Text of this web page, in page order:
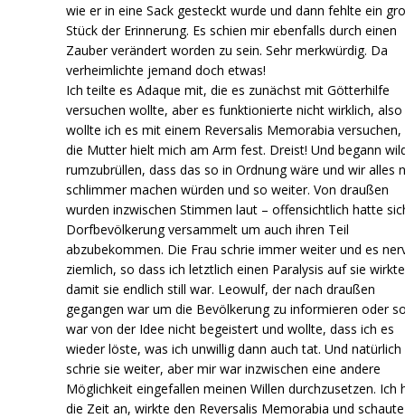
wie er in eine Sack gesteckt wurde und dann fehlte ein
Stück der Erinnerung. Es schien mir ebenfalls durch einen
Zauber verändert worden zu sein. Sehr merkwürdig. Da
verheimlichte jemand doch etwas!
Ich teilte es Adaque mit, die es zunächst mit Götterhilfe
versuchen wollte, aber es funktionierte nicht wirklich, also
wollte ich es mit einem Reversalis Memorabia versuchen,
die Mutter hielt mich am Arm fest. Dreist! Und begann
rumzubrüllen, dass das so in Ordnung wäre und wir alles
schlimmer machen würden und so weiter. Von draußen
wurden inzwischen Stimmen laut – offensichtlich hatte
Dorfbevölkerung versammelt um auch ihren Teil
abzubekommen. Die Frau schrie immer weiter und es
ziemlich, so dass ich letztlich einen Paralysis auf sie wirkte
damit sie endlich still war. Leowulf, der nach draußen
gegangen war um die Bevölkerung zu informieren oder
war von der Idee nicht begeistert und wollte, dass ich es
wieder löste, was ich unwillig dann auch tat. Und natürlich
schrie sie weiter, aber mir war inzwischen eine andere
Möglichkeit eingefallen meinen Willen durchzusetzen. Ich
die Zeit an, wirkte den Reversalis Memorabia und